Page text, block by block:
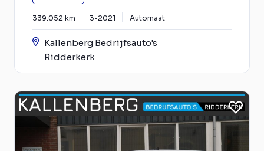
339.052 km 3-2021 Automaat
Kallenberg Bedrijfsauto's
Ridderkerk